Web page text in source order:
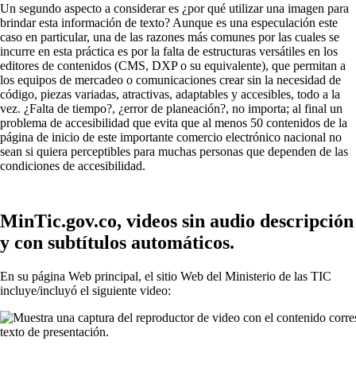
Un segundo aspecto a considerar es ¿por qué utilizar una imagen para
brindar esta información de texto? Aunque es una especulación este
caso en particular, una de las razones más comunes por las cuales se
incurre en esta práctica es por la falta de estructuras versátiles en los
editores de contenidos (CMS, DXP o su equivalente), que permitan a
los equipos de mercadeo o comunicaciones crear sin la necesidad de
código, piezas variadas, atractivas, adaptables y accesibles, todo a la
vez. ¿Falta de tiempo?, ¿error de planeación?, no importa; al final un
problema de accesibilidad que evita que al menos 50 contenidos de la
página de inicio de este importante comercio electrónico nacional no
sean si quiera perceptibles para muchas personas que dependen de las
condiciones de accesibilidad.
MinTic.gov.co, videos sin audio descripción
y con subtítulos automáticos.
En su página Web principal, el sitio Web del Ministerio de las TIC
incluye/incluyó el siguiente video: